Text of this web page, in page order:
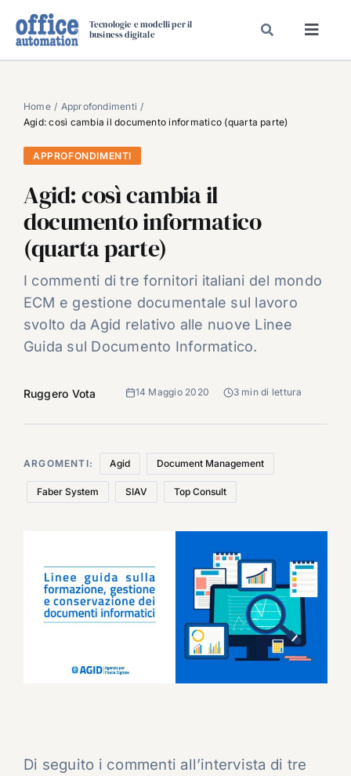
Tecnologie e modelli per il
business digitale
SPECIAL PAPER
TAVOLE ROTONDE DI REDAZIONE
DAL MERCATO
CARRIERE
VIDEO
EVENTI
CHI SIAMO
Home
Approfondimenti
Agid: così cambia il documento informatico (quarta parte)
APPROFONDIMENTI
Agid: così cambia il
documento informatico
(quarta parte)
I commenti di tre fornitori italiani del mondo
ECM e gestione documentale sul lavoro
svolto da Agid relativo alle nuove Linee
Guida sul Documento Informatico.
Ruggero Vota 14 Maggio 2020 3 min di lettura
ARGOMENTI: Agid Document Management
Faber System SIAV Top Consult
Di seguito i commenti all’intervista di tre